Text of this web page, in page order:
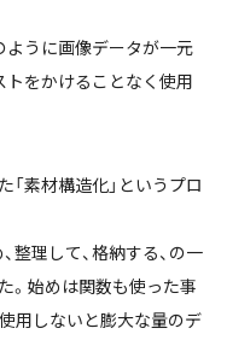
ように画像データが一元
トをかけることなく使用
素材構造化」というプロ
整理して、格納する、の一
。始めは関数も使った事
用しないと膨大な量のデ